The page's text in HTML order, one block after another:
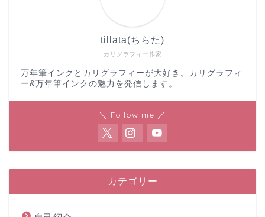
カリグラフィー作家
tillata(ちらた)
万年筆インクとカリグラフィーが大好き。カリグラフィ
ー&万年筆インクの魅力を発信します。
＼ Follow me ／
カテゴリー